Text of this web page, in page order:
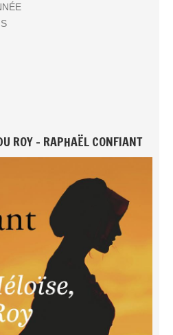
ROY - RAPHAËL CONFIANT